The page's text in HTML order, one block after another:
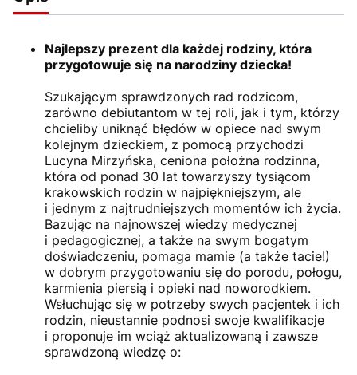
Najlepszy prezent dla każdej rodziny, która
przygotowuje się na narodziny dziecka!
Szukającym sprawdzonych rad rodzicom,
zarówno debiutantom w tej roli, jak i tym, którzy
chcieliby uniknąć błędów w opiece nad swym
kolejnym dzieckiem, z pomocą przychodzi
Lucyna Mirzyńska, ceniona położna rodzinna,
która od ponad 30 lat towarzyszy tysiącom
krakowskich rodzin w najpiękniejszym, ale
i jednym z najtrudniejszych momentów ich życia.
Bazując na najnowszej wiedzy medycznej
i pedagogicznej, a także na swym bogatym
doświadczeniu, pomaga mamie (a także tacie!)
w dobrym przygotowaniu się do porodu, połogu,
karmienia piersią i opieki nad noworodkiem.
Wsłuchując się w potrzeby swych pacjentek i ich
rodzin, nieustannie podnosi swoje kwalifikacje
i proponuje im wciąż aktualizowaną i zawsze
sprawdzoną wiedzę o: